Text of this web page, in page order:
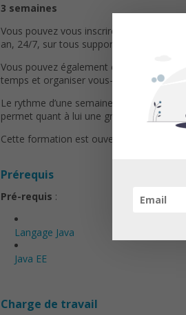
3 semaines
Vous pouvez vous inscrire à ce cours à
an, 24/7, sur tous supports (PC, MAC,
Vous pouvez également choisir de
temps et organiser vous-même une
Le rythme d’une semaine par partie
permet quant à lui une grande flexibilité,
Cette formation est ouverte toute l’année.
Prérequis
Pré-requis :
Langage Java
Java EE
Charge de travail